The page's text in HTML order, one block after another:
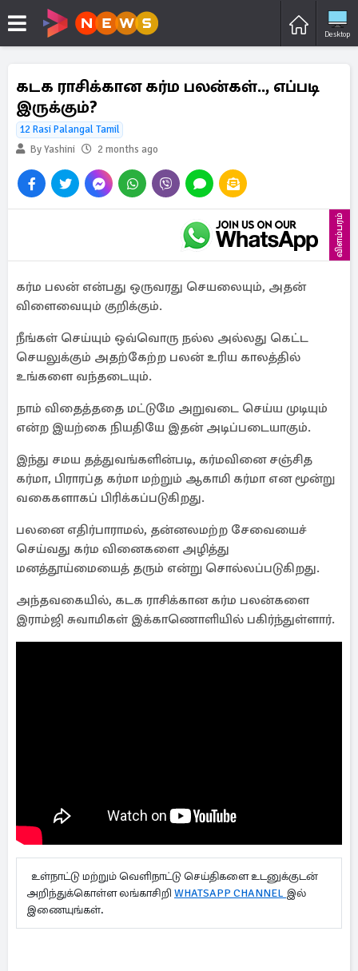
Desktop
கடக ராசிக்கான கர்ம பலன்கள்.., எப்படி
இருக்கும்?
12 Rasi Palangal Tamil
By Yashini
2 months ago
விளம்பரம்
கர்ம பலன் என்பது ஒருவரது செயலையும், அதன்
விளைவையும் குறிக்கும்.
நீங்கள் செய்யும் ஒவ்வொரு நல்ல அல்லது கெட்ட
செயலுக்கும் அதற்கேற்ற பலன் உரிய காலத்தில்
உங்களை வந்தடையும்.
நாம் விதைத்ததை மட்டுமே அறுவடை செய்ய முடியும்
என்ற இயற்கை நியதியே இதன் அடிப்படையாகும்.
இந்து சமய தத்துவங்களின்படி, கர்மவினை சஞ்சித
கர்மா, பிராரப்த கர்மா மற்றும் ஆகாமி கர்மா என மூன்று
வகைகளாகப் பிரிக்கப்படுகிறது.
பலனை எதிர்பாராமல், தன்னலமற்ற சேவையைச்
செய்வது கர்ம வினைகளை அழித்து
மனத்தூய்மையைத் தரும் என்று சொல்லப்படுகிறது.
அந்தவகையில், கடக ராசிக்கான கர்ம பலன்களை
இராம்ஜி சுவாமிகள் இக்காணொளியில் பகிர்ந்துள்ளார்.
உள்நாட்டு மற்றும் வெளிநாட்டு செய்திகளை உடனுக்குடன்
அறிந்துக்கொள்ள லங்காசிறி WHATSAPP CHANNEL இல்
இணையுங்கள்.